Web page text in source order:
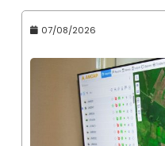
07/08/2026